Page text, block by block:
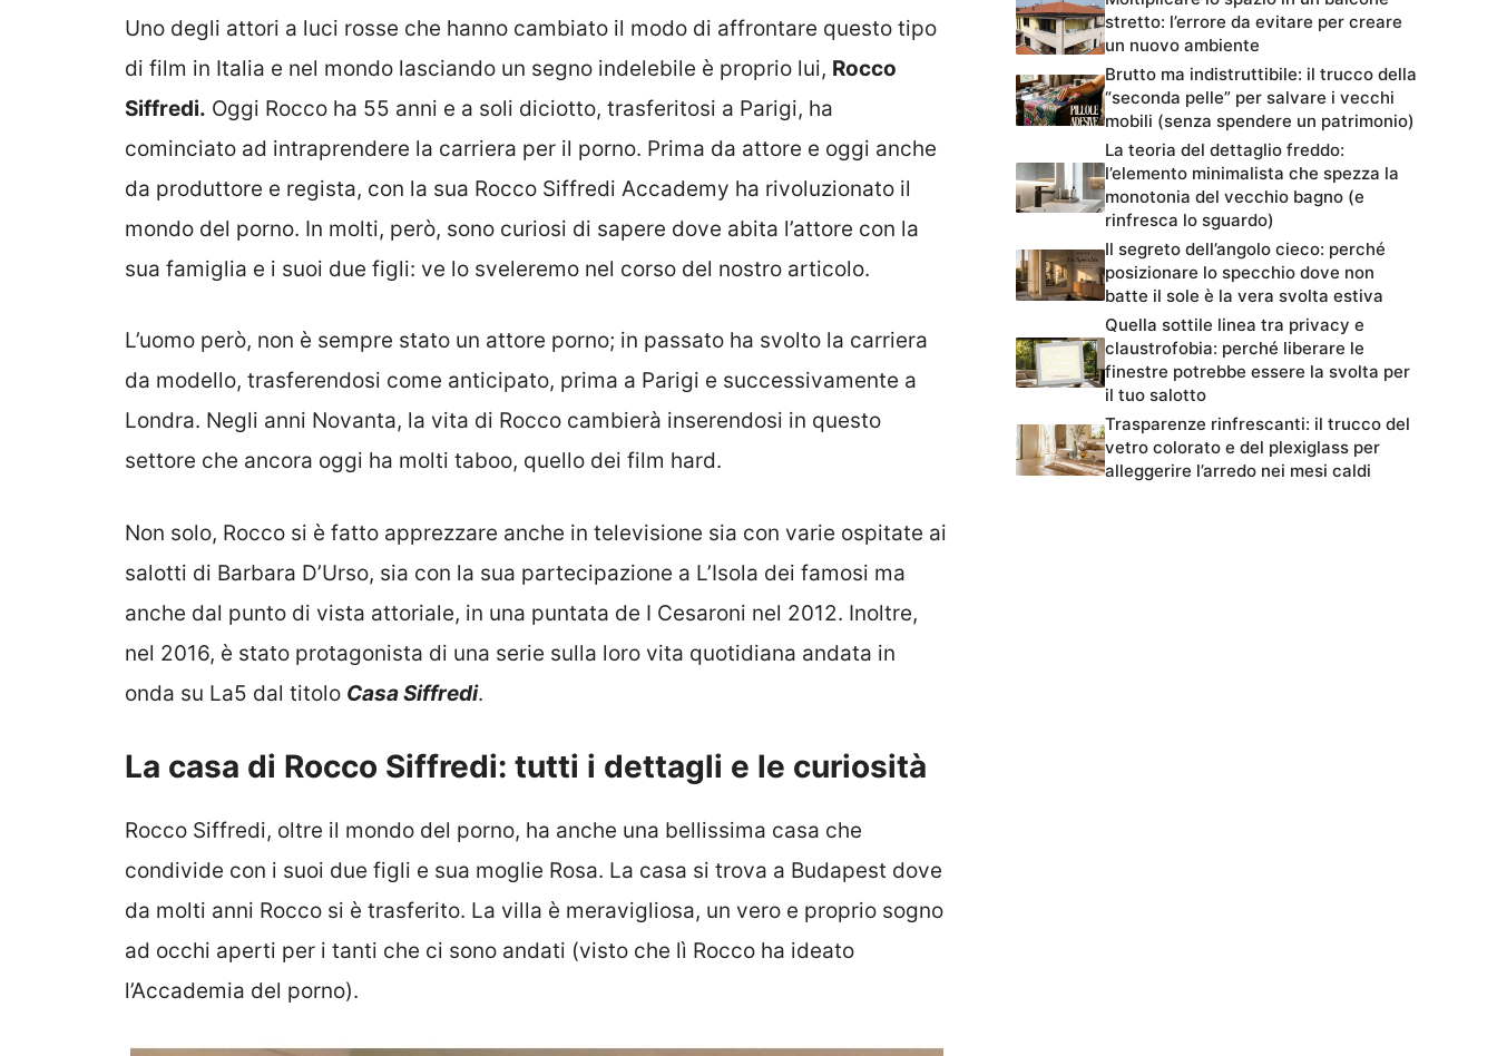
Uno degli attori a luci rosse che hanno cambiato il modo di affrontare questo tipo
di film in Italia e nel mondo lasciando un segno indelebile è proprio lui, Rocco
Siffredi. Oggi Rocco ha 55 anni e a soli diciotto, trasferitosi a Parigi, ha
cominciato ad intraprendere la carriera per il porno. Prima da attore e oggi anche
da produttore e regista, con la sua Rocco Siffredi Accademy ha rivoluzionato il
mondo del porno. In molti, però, sono curiosi di sapere dove abita l’attore con la
sua famiglia e i suoi due figli: ve lo sveleremo nel corso del nostro articolo.
L’uomo però, non è sempre stato un attore porno; in passato ha svolto la carriera
da modello, trasferendosi come anticipato, prima a Parigi e successivamente a
Londra. Negli anni Novanta, la vita di Rocco cambierà inserendosi in questo
settore che ancora oggi ha molti taboo, quello dei film hard.
Non solo, Rocco si è fatto apprezzare anche in televisione sia con varie ospitate ai
salotti di Barbara D’Urso, sia con la sua partecipazione a L’Isola dei famosi ma
anche dal punto di vista attoriale, in una puntata de I Cesaroni nel 2012. Inoltre,
nel 2016, è stato protagonista di una serie sulla loro vita quotidiana andata in
onda su La5 dal titolo Casa Siffredi.
La casa di Rocco Siffredi: tutti i dettagli e le curiosità
Rocco Siffredi, oltre il mondo del porno, ha anche una bellissima casa che
condivide con i suoi due figli e sua moglie Rosa. La casa si trova a Budapest dove
da molti anni Rocco si è trasferito. La villa è meravigliosa, un vero e proprio sogno
ad occhi aperti per i tanti che ci sono andati (visto che lì Rocco ha ideato
l’Accademia del porno).
stretto: l’errore da evitare per creare
un nuovo ambiente
Brutto ma indistruttibile: il trucco della
“seconda pelle” per salvare i vecchi
mobili (senza spendere un patrimonio)
La teoria del dettaglio freddo:
l’elemento minimalista che spezza la
monotonia del vecchio bagno (e
rinfresca lo sguardo)
Il segreto dell’angolo cieco: perché
posizionare lo specchio dove non
batte il sole è la vera svolta estiva
Quella sottile linea tra privacy e
claustrofobia: perché liberare le
finestre potrebbe essere la svolta per
il tuo salotto
Trasparenze rinfrescanti: il trucco del
vetro colorato e del plexiglass per
alleggerire l’arredo nei mesi caldi